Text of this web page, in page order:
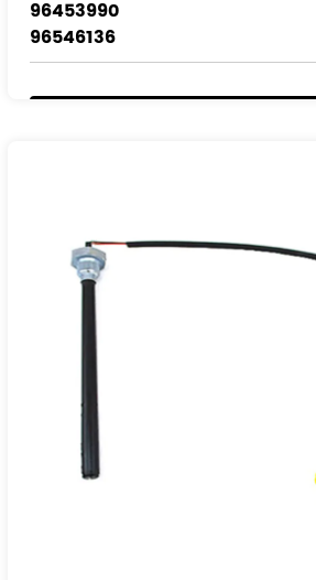
96453990
96546136